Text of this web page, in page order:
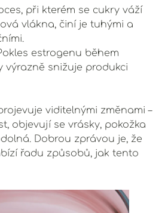
při kterém se cukry váží
vlákna, činí je tuhými a
estrogenu během
výrazně snižuje produkci
viditelnými změnami –
objevují se vrásky, pokožka
Dobrou zprávou je, že
řadu způsobů, jak tento